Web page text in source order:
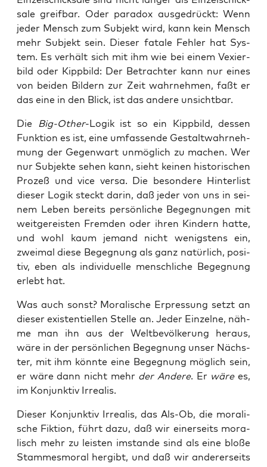
sa­le greif­bar. Oder para­dox aus­ge­drückt: Wenn
jeder Mensch zum Sub­jekt wird, kann kein Mensch
mehr Sub­jekt sein. Die­ser fata­le Feh­ler hat Sys­
tem. Es ver­hält sich mit ihm wie bei einem Vexier­
bild oder Kipp­bild: Der Betrach­ter kann nur eines
von bei­den Bil­dern zur Zeit wahr­neh­men, faßt er
das eine in den Blick, ist das ande­re unsichtbar.
Die Big-Other-Logik ist so ein Kipp­bild, des­sen
Funk­ti­on es ist, eine umfas­sen­de Gestalt­wahr­neh­
mung der Gegen­wart unmög­lich zu machen. Wer
nur Sub­jek­te sehen kann, sieht kei­nen his­to­ri­schen
Pro­zeß und vice ver­sa. Die beson­de­re Hin­ter­list
die­ser Logik steckt dar­in, daß jeder von uns in sei­
nem Leben bereits per­sön­li­che Begeg­nun­gen mit
weit­ge­reis­ten Frem­den oder ihren Kin­dern hat­te,
und wohl kaum jemand nicht wenigs­tens ein,
zwei­mal die­se Begeg­nung als ganz natür­lich, posi­
tiv, eben als indi­vi­du­el­le mensch­li­che Begeg­nung
erlebt hat.
Was auch sonst? Mora­li­sche Erpres­sung setzt an
die­ser exis­ten­ti­el­len Stel­le an. Jeder Ein­zel­ne, näh­
me man ihn aus der Welt­be­völ­ke­rung her­aus,
wäre in der per­sön­li­chen Begeg­nung unser Nächs­
ter, mit ihm könn­te eine Begeg­nung mög­lich sein,
er wäre dann nicht mehr der Ande­re. Er wärees,
im Kon­junk­tiv Irrealis.
Die­ser Kon­junk­tiv Irrea­lis, das Als-Ob, die mora­li­
sche Fik­ti­on, führt dazu, daß wir einer­seits mora­
lisch mehr zu leis­ten imstan­de sind als eine blo­ße
Stam­mes­mo­ral her­gibt, und daß wir ande­rer­seits